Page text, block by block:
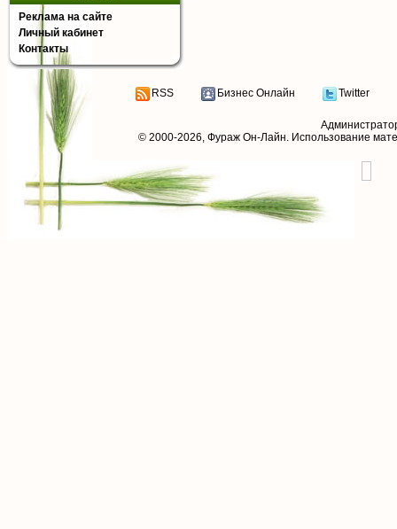
Реклама на сайте
Личный кабинет
Контакты
RSS Бизнес Онлайн Twitter
© 2000-2026, Фураж Он-Лайн. Использование